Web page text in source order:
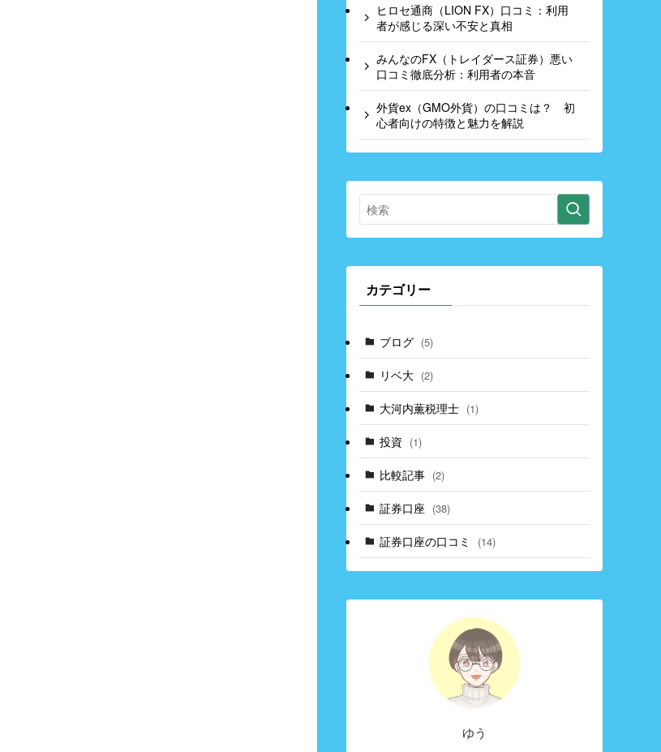
ヒロセ通商（LION FX）口コミ：利用
者が感じる深い不安と真相
みんなのFX（トレイダース証券）悪い
口コミ徹底分析：利用者の本音
外貨ex（GMO外貨）の口コミは？ 初
心者向けの特徴と魅力を解説
カテゴリー
ブログ (5)
リベ大 (2)
大河内薫税理士 (1)
投資 (1)
比較記事 (2)
証券口座 (38)
証券口座の口コミ (14)
ゆう